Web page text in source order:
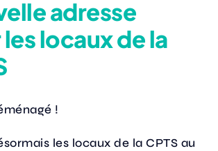
Actualités
Contact
adresse
locaux de la
!
les locaux de la CPTS au